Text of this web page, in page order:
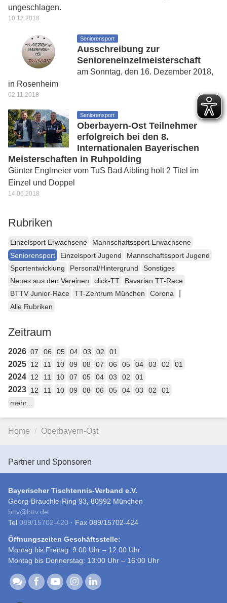
ungeschlagen.
10.12.2018
Seniorensport
Ausschreibung zur
Senioreneinzelmeisterschaft
am Sonntag, den 16. Dezember 2018,
in Rosenheim
02.11.2018
Seniorensport
Oberbayern-Ost Teilnehmer
erfolgreich bei den 8.
Internationalen Bayerischen
Meisterschaften in Ruhpolding
Günter Englmeier vom TuS Bad Aibling holt 2 Titel im
Einzel und Doppel
14.06.2018
Rubriken
Einzelsport Erwachsene
Mannschaftssport Erwachsene
Seniorensport
Einzelsport Jugend
Mannschaftssport Jugend
Sportentwicklung
Personal/Hintergrund
Sonstiges
Neues aus den Vereinen
click-TT
Bavarian TT-Race
BTTV Junior-Race
TT-Zentrum München Corona
Alle Rubriken
Zeitraum
2026 07 06 05 04 03 02 01
2025 12 11 10 09 08 07 06 05 04 03 02 01
2024 12 11 10 07 05 04 03 02 01
2023 12 11 10 09 08 06 05 04 03 02
01
mehr...
Home Oberbayern-Ost
Partner und Sponsoren
Bayerischer Tischtennis-Verband e.V.
Georg-Brauchle-Ring 93, 80992 München
bttv@bttv.de
Tel 089/15702-420 · Fax 089/15702-424
Öffnungszeiten Geschäftsstelle:
Montag bis Freitag: 9:00 Uhr – 12:00 Uhr
Montag bis Donnerstag: 13:00 Uhr – 16:00 Uhr